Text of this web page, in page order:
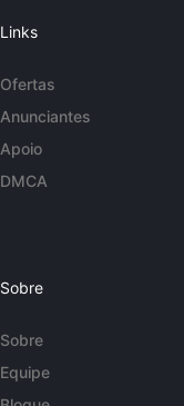
Links
Ofertas
Anunciantes
Apoio
DMCA
Sobre
Sobre
Equipe